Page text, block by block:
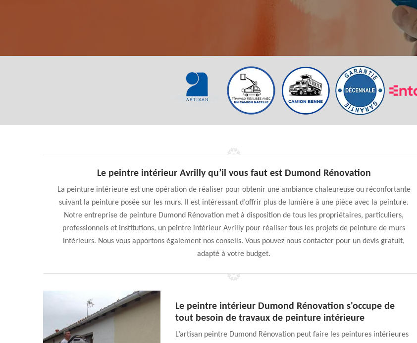
Le peintre intérieur Avrilly qu’il vous faut est Dumond Rénovation
La peinture intérieure est une opération de réaliser pour obtenir une ambiance chaleureuse ou réconfortante
suivant la peinture posée sur les murs. Il est intéressant d’offrir plus de lumière à une pièce avec la peinture.
Notre entreprise de peinture Dumond Rénovation met à disposition de tous les propriétaires, particuliers,
professionnels et institutions, un peintre intérieur Avrilly pour réaliser tous les projets de peinture de murs
intérieurs. Nous vous apportons également nos conseils. Vous pouvez nous contacter pour un devis gratuit,
adapté à votre budget.
Le peintre intérieur Dumond Rénovation s'occupe de
tout besoin de travaux de peinture intérieure
L’artisan peintre Dumond Rénovation peut faire les peintures intérieures